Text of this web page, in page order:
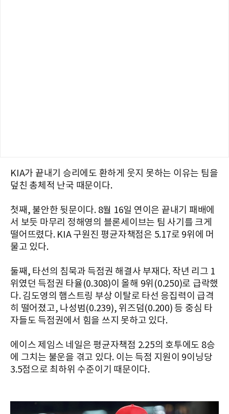
KIA가 끝내기 승리에도 환하게 웃지 못하는 이유는 팀을
덮친 총체적 난국 때문이다.
첫째, 불안한 뒷문이다. 8월 16일 연이은 끝내기 패배에
서 보듯 마무리 정해영의 블론세이브는 팀 사기를 크게
떨어뜨렸다. KIA 구원진 평균자책점은 5.17로 9위에 머
물고 있다.
둘째, 타선의 침묵과 득점권 해결사 부재다. 작년 리그 1
위였던 득점권 타율(0.308)이 올해 9위(0.250)로 급락했
다. 김도영의 햄스트링 부상 이탈로 타선 응집력이 급격
히 떨어졌고, 나성범(0.239), 위즈덤(0.200) 등 중심 타
자들도 득점권에서 힘을 쓰지 못하고 있다.
에이스 제임스 네일은 평균자책점 2.25의 호투에도 8승
에 그치는 불운을 겪고 있다. 이는 득점 지원이 9이닝당
3.5점으로 최하위 수준이기 때문이다.